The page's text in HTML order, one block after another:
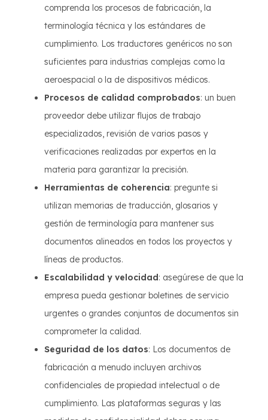
comprenda los procesos de fabricación, la
terminología técnica y los estándares de
cumplimiento. Los traductores genéricos no son
suficientes para industrias complejas como la
aeroespacial o la de dispositivos médicos.
Procesos de calidad comprobados: un buen
proveedor debe utilizar flujos de trabajo
especializados, revisión de varios pasos y
verificaciones realizadas por expertos en la
materia para garantizar la precisión.
Herramientas de coherencia: pregunte si
utilizan memorias de traducción, glosarios y
gestión de terminología para mantener sus
documentos alineados en todos los proyectos y
líneas de productos.
Escalabilidad y velocidad: asegúrese de que la
empresa pueda gestionar boletines de servicio
urgentes o grandes conjuntos de documentos sin
comprometer la calidad.
Seguridad de los datos: Los documentos de
fabricación a menudo incluyen archivos
confidenciales de propiedad intelectual o de
cumplimiento. Las plataformas seguras y las